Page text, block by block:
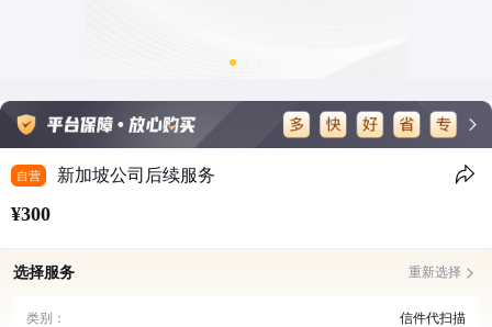
自营 新加坡公司后续服务
¥300
选择服务 重新选择
类别： 信件代扫描